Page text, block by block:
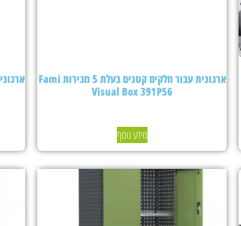
ארגונית עבור חלקים קטנים בעלת 5 מגירות Fami
Visual Box 391P56
מידע נוסף